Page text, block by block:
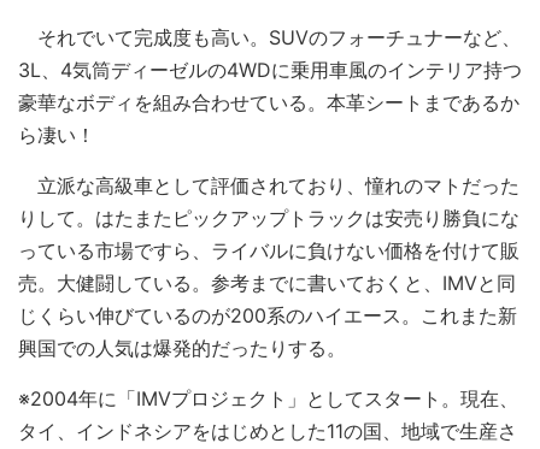
それでいて完成度も高い。SUVのフォーチュナーなど、
3L、4気筒ディーゼルの4WDに乗用車風のインテリア持つ
豪華なボディを組み合わせている。本革シートまであるか
ら凄い！
立派な高級車として評価されており、憧れのマトだった
りして。はたまたピックアップトラックは安売り勝負にな
っている市場ですら、ライバルに負けない価格を付けて販
売。大健闘している。参考までに書いておくと、IMVと同
じくらい伸びているのが200系のハイエース。これまた新
興国での人気は爆発的だったりする。
※2004年に「IMVプロジェクト」としてスタート。現在、
タイ、インドネシアをはじめとした11の国、地域で生産さ